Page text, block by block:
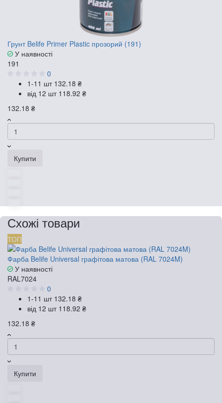
Грунт Belife Primer Plastic прозорий (191)
У наявності
191
0
1-11 шт 132.18 ₴
від 12 шт 118.92 ₴
132.18 ₴
Купити
Схожі товари
ТОП
Фарба Belife Universal графітова матова (RAL 7024M)
У наявності
RAL7024
0
1-11 шт 132.18 ₴
від 12 шт 118.92 ₴
132.18 ₴
Купити